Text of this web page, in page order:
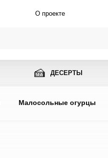
О проекте
🍰 ДЕСЕРТЫ
Малосольные огурцы